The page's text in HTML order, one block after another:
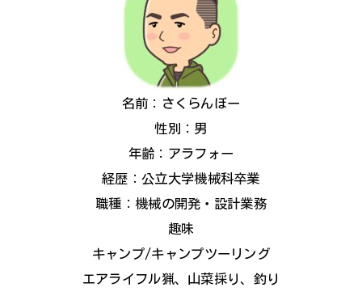
名前：さくらんぼー
性別：男
年齢：アラフォー
経歴：公立大学機械科卒業
職種：機械の開発・設計業務
趣味
キャンプ/キャンプツーリング
エアライフル猟、山菜採り、釣り